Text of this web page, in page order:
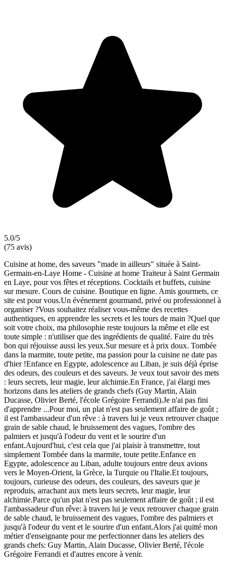
5.0/5
(75 avis)
Cuisine at home, des saveurs "made in ailleurs" située à Saint-
Germain-en-Laye Home - Cuisine at home Traiteur à Saint Germain
en Laye, pour vos fêtes et réceptions. Cocktails et buffets, cuisine
sur mesure. Cours de cuisine. Boutique en ligne. Amis gourmets, ce
site est pour vous.Un événement gourmand, privé ou professionnel à
organiser ?Vous souhaitez réaliser vous-même des recettes
authentiques, en apprendre les secrets et les tours de main ?Quel que
soit votre choix, ma philosophie reste toujours la même et elle est
toute simple : n'utiliser que des ingrédients de qualité. Faire du très
bon qui réjouisse aussi les yeux.Sur mesure et à prix doux. Tombée
dans la marmite, toute petite, ma passion pour la cuisine ne date pas
d'hier !Enfance en Egypte, adolescence au Liban, je suis déjà éprise
des odeurs, des couleurs et des saveurs. Je veux tout savoir des mets
: leurs secrets, leur magie, leur alchimie.En France, j'ai élargi mes
horizons dans les ateliers de grands chefs (Guy Martin, Alain
Ducasse, Olivier Berté, l'école Grégoire Ferrandi).Je n'ai pas fini
d'apprendre ...Pour moi, un plat n'est pas seulement affaire de goût ;
il est l'ambassadeur d'un rêve : à travers lui je veux retrouver chaque
grain de sable chaud, le bruissement des vagues, l'ombre des
palmiers et jusqu'à l'odeur du vent et le sourire d'un
enfant.Aujourd'hui, c'est cela que j'ai plaisir à transmettre, tout
simplement Tombée dans la marmite, toute petite.Enfance en
Egypte, adolescence au Liban, adulte toujours entre deux avions
vers le Moyen-Orient, la Grèce, la Turquie ou l'Italie.Et toujours,
toujours, curieuse des odeurs, des couleurs, des saveurs que je
reproduis, arrachant aux mets leurs secrets, leur magie, leur
alchimie.Parce qu'un plat n'est pas seulement affaire de goût ; il est
l'ambassadeur d'un rêve: à travers lui je veux retrouver chaque grain
de sable chaud, le bruissement des vagues, l'ombre des palmiers et
jusqu'à l'odeur du vent et le sourire d'un enfant.Alors j'ai quitté mon
métier d'enseignante pour me perfectionner dans les ateliers des
grands chefs: Guy Martin, Alain Ducasse, Olivier Berté, l'école
Grégoire Ferrandi et d'autres encore à venir.